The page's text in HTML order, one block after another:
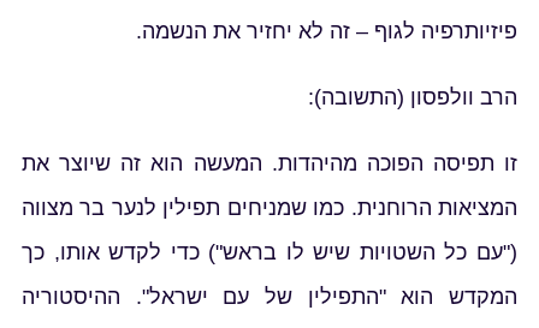
פיזיותרפיה לגוף – זה לא יחזיר את הנשמה.
הרב וולפסון (התשובה):
זו תפיסה הפוכה מהיהדות. המעשה הוא זה שיוצר את
המציאות הרוחנית. כמו שמניחים תפילין לנער בר מצווה
("עם כל השטויות שיש לו בראש") כדי לקדש אותו, כך
המקדש הוא "התפילין של עם ישראל". ההיסטוריה